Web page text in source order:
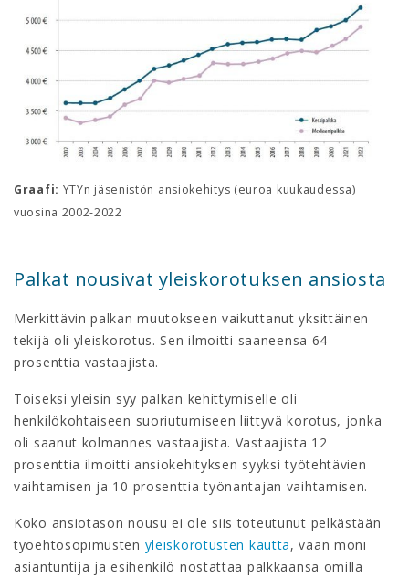
Graafi: YTYn jäsenistön ansiokehitys (euroa kuukaudessa)
vuosina 2002-2022
Palkat nousivat yleiskorotuksen ansiosta
Merkittävin palkan muutokseen vaikuttanut yksittäinen
tekijä oli yleiskorotus. Sen ilmoitti saaneensa 64
prosenttia vastaajista.
Toiseksi yleisin syy palkan kehittymiselle oli
henkilökohtaiseen suoriutumiseen liittyvä korotus, jonka
oli saanut kolmannes vastaajista. Vastaajista 12
prosenttia ilmoitti ansiokehityksen syyksi työtehtävien
vaihtamisen ja 10 prosenttia työnantajan vaihtamisen.
Koko ansiotason nousu ei ole siis toteutunut pelkästään
työehtosopimusten yleiskorotusten kautta, vaan moni
asiantuntija ja esihenkilö nostattaa palkkaansa omilla